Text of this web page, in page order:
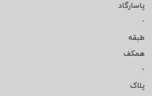
پاسارگاد
-
طبقه
همکف
-
پلاک